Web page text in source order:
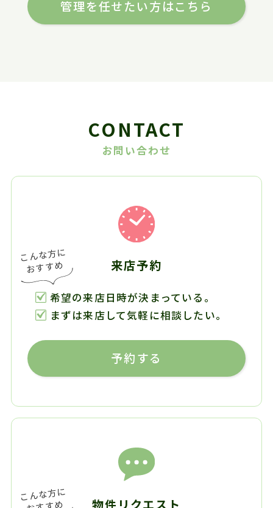
管理を任せたい方はこちら
CONTACT
お問い合わせ
来店予約
希望の来店日時が決まっている。
まずは来店して気軽に相談したい。
予約する
物件リクエスト